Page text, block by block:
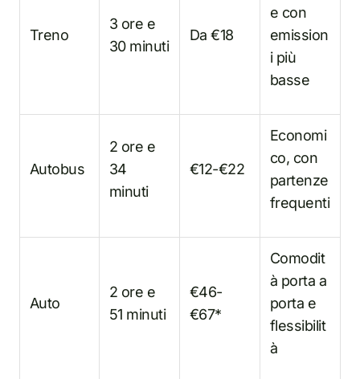
Treno
3 ore e
30 minuti
Da €18
e con
emission
i più
basse
Autobus
2 ore e
34
minuti
€12-€22
Economi
co, con
partenze
frequenti
Auto
2 ore e
51 minuti
€46-
€67*
Comodit
à porta a
porta e
flessibilit
à